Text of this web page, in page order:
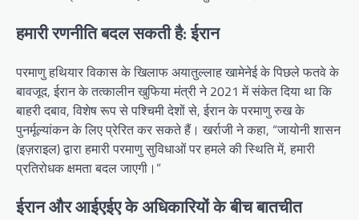
हमारी रणनीति बदल सकती है: ईरान
परमाणु हथियार विकास के खिलाफ अयातुल्लाह खामेनेई के पिछले फतवे के
बावजूद, ईरान के तत्कालीन खुफिया मंत्री ने 2021 में संकेत दिया था कि
बाहरी दबाव, विशेष रूप से पश्चिमी देशों से, ईरान के परमाणु रुख के
पुनर्मूल्यांकन के लिए प्रेरित कर सकते हैं। खर्राजी ने कहा, “जायोनी शासन
(इज़राइल) द्वारा हमारी परमाणु सुविधाओं पर हमले की स्थिति में, हमारी
प्रतिरोधक क्षमता बदल जाएगी।”
ईरान और आईएईए के अधिकारियों के बीच बातचीत